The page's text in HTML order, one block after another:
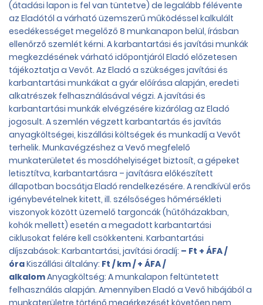
(átadási lapon is fel van tüntetve) de legalább félévente
az Eladótól a várható üzemszerű működéssel kalkulált
esedékességet megelőző 8 munkanapon belül, írásban
ellenőrző szemlét kérni. A karbantartási és javítási munkák
megkezdésének várható időpontjáról Eladó előzetesen
tájékoztatja a Vevőt. Az Eladó a szükséges javítási és
karbantartási munkákat a gyár előírása alapján, eredeti
alkatrészek felhasználásával végzi. A javítási és
karbantartási munkák elvégzésére kizárólag az Eladó
jogosult. A szemlén végzett karbantartás és javítás
anyagköltségei, kiszállási költségek és munkadíj a Vevőt
terhelik. Munkavégzéshez a Vevő megfelelő
munkaterületet és mosdóhelyiséget biztosít, a gépeket
letisztítva, karbantartásra – javításra előkészített
állapotban bocsátja Eladó rendelkezésére. A rendkívül erős
igénybevételnek kitett, ill. szélsőséges hőmérsékleti
viszonyok között üzemelő targoncák (hűtőházakban,
kohók mellett) esetén a megadott karbantartási
ciklusokat felére kell csökkenteni. Karbantartási
díjszabások: Karbantartási, javítási óradíj: – Ft + ÁFA /
óraKiszállási általány: Ft / km / + ÁFA /
alkalomAnyagköltség: A munkalapon feltüntetett
felhasználás alapján. Amennyiben Eladó a Vevő hibájából a